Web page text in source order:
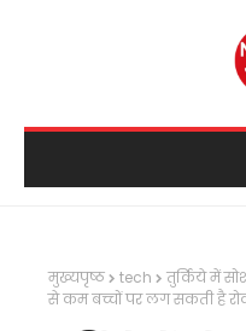
मुख्यपृष्ठ tech
तुर्किये में
से कम बच्चों पर लग सकती है